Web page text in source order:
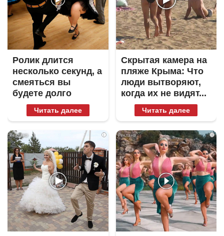
Ролик длится
несколько секунд, а
смеяться вы
будете долго
Читать далее
Скрытая камера на
пляже Крыма: Что
люди вытворяют,
когда их не видят...
Читать далее
i i